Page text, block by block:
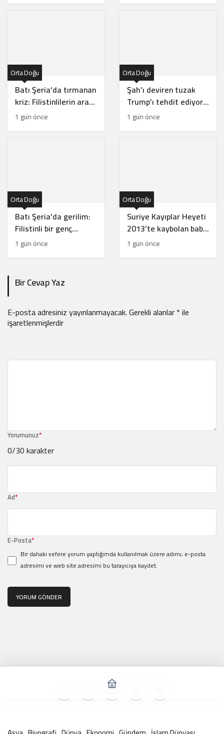
Batı Şeria’da tırmanan
kriz: Filistinlilerin arazi
ve mülklerine baskı
artıyor
Orta Doğu
1 gün önce
Şah’ı deviren tuzak
Trump’ı tehdit ediyor:
Batı İran rejiminin
direncini neden yanlış
Orta Doğu
1 gün önce
Batı Şeria’da gerilim:
Filistinli bir genç
vuruldu, sınıflar yıkıldı
Orta Doğu
1 gün önce
Suriye Kayıplar Heyeti
2013’te kaybolan baba
ve oğlun akıbetini
açıkladı
Orta Doğu
1 gün önce
Bir Cevap Yaz
E-posta adresiniz yayınlanmayacak.Gerekli alanlar*ile
işaretlenmişlerdir
Yorumunuz*
0/30 karakter
Ad*
E-Posta*
Bir dahaki sefere yorum yaptığımda kullanılmak üzere adımı, e-posta
adresimi ve web site adresimi bu tarayıcıya kaydet.
YORUM GÖNDER